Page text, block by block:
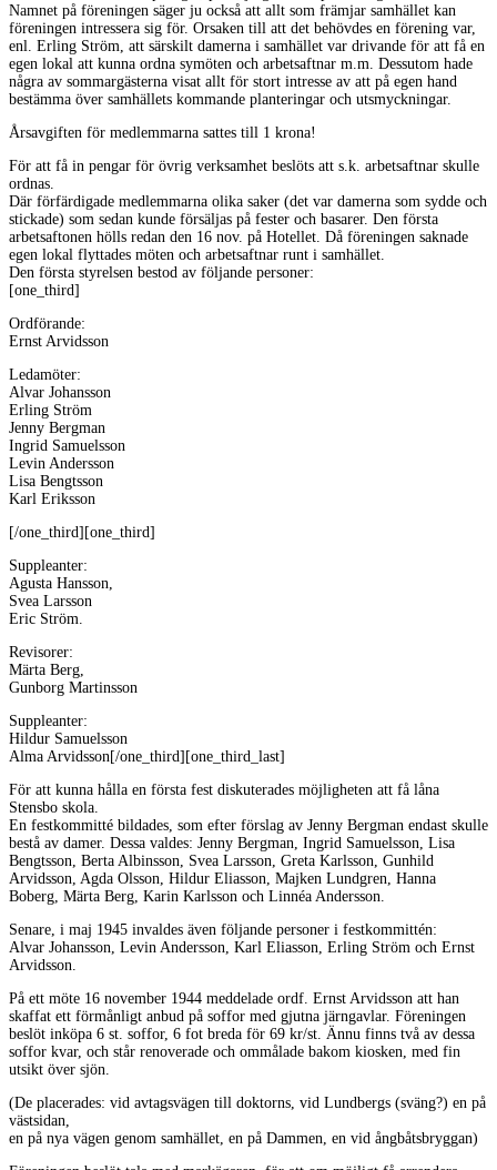
Namnet på föreningen säger ju också att allt som främjar samhället kan
föreningen intressera sig för. Orsaken till att det behövdes en förening var,
enl. Erling Ström, att särskilt damerna i samhället var drivande för att få en
egen lokal att kunna ordna symöten och arbetsaftnar m.m. Dessutom hade
några av sommargästerna visat allt för stort intresse av att på egen hand
bestämma över samhällets kommande planteringar och utsmyckningar.
Årsavgiften för medlemmarna sattes till 1 krona!
För att få in pengar för övrig verksamhet beslöts att s.k. arbetsaftnar skulle
ordnas.
Där förfärdigade medlemmarna olika saker (det var damerna som sydde och
stickade) som sedan kunde försäljas på fester och basarer. Den första
arbetsaftonen hölls redan den 16 nov. på Hotellet. Då föreningen saknade
egen lokal flyttades möten och arbetsaftnar runt i samhället.
Den första styrelsen bestod av följande personer:
[one_third]
Ordförande:
Ernst Arvidsson
Ledamöter:
Alvar Johansson
Erling Ström
Jenny Bergman
Ingrid Samuelsson
Levin Andersson
Lisa Bengtsson
Karl Eriksson
[/one_third][one_third]
Suppleanter:
Agusta Hansson,
Svea Larsson
Eric Ström.
Revisorer:
Märta Berg,
Gunborg Martinsson
Suppleanter:
Hildur Samuelsson
Alma Arvidsson[/one_third][one_third_last]
För att kunna hålla en första fest diskuterades möjligheten att få låna
Stensbo skola.
En festkommitté bildades, som efter förslag av Jenny Bergman endast skulle
bestå av damer. Dessa valdes: Jenny Bergman, Ingrid Samuelsson, Lisa
Bengtsson, Berta Albinsson, Svea Larsson, Greta Karlsson, Gunhild
Arvidsson, Agda Olsson, Hildur Eliasson, Majken Lundgren, Hanna
Boberg, Märta Berg, Karin Karlsson och Linnéa Andersson.
Senare, i maj 1945 invaldes även följande personer i festkommittén:
Alvar Johansson, Levin Andersson, Karl Eliasson, Erling Ström och Ernst
Arvidsson.
På ett möte 16 november 1944 meddelade ordf. Ernst Arvidsson att han
skaffat ett förmånligt anbud på soffor med gjutna järngavlar. Föreningen
beslöt inköpa 6 st. soffor, 6 fot breda för 69 kr/st. Ännu finns två av dessa
soffor kvar, och står renoverade och ommålade bakom kiosken, med fin
utsikt över sjön.
(De placerades: vid avtagsvägen till doktorns, vid Lundbergs (sväng?) en på
västsidan,
en på nya vägen genom samhället, en på Dammen, en vid ångbåtsbryggan)